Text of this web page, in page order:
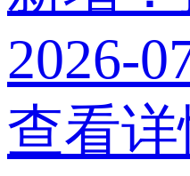
2026-
查看详